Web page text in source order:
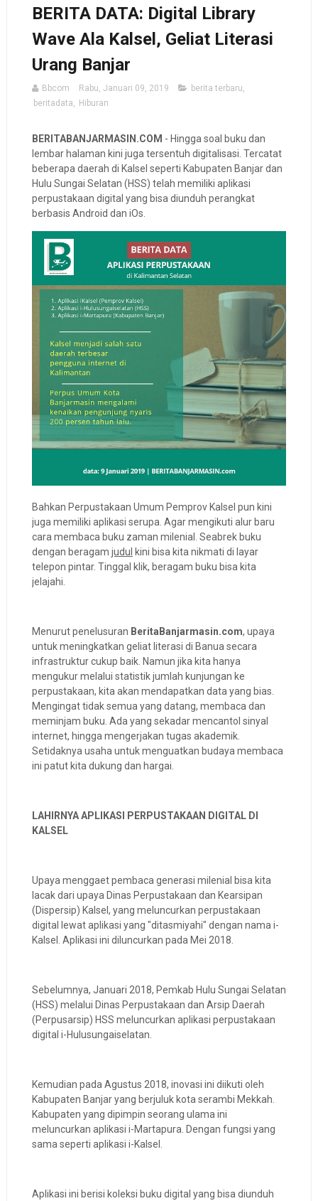
BERITA DATA: Digital Library
Wave Ala Kalsel, Geliat Literasi
Urang Banjar
Bbcom Rabu, Januari 09, 2019 berita terbaru,
beritadata, Hiburan
BERITABANJARMASIN.COM - Hingga soal buku dan
lembar halaman kini juga tersentuh digitalisasi. Tercatat
beberapa daerah di Kalsel seperti Kabupaten Banjar dan
Hulu Sungai Selatan (HSS) telah memiliki aplikasi
perpustakaan digital yang bisa diunduh perangkat
berbasis Android dan iOs.
Bahkan Perpustakaan Umum Pemprov Kalsel pun kini
juga memiliki aplikasi serupa. Agar mengikuti alur baru
cara membaca buku zaman milenial. Seabrek buku
dengan beragam judul kini bisa kita nikmati di layar
telepon pintar. Tinggal klik, beragam buku bisa kita
jelajahi.
Menurut penelusuran BeritaBanjarmasin.com, upaya
untuk meningkatkan geliat literasi di Banua secara
infrastruktur cukup baik. Namun jika kita hanya
mengukur melalui statistik jumlah kunjungan ke
perpustakaan, kita akan mendapatkan data yang bias.
Mengingat tidak semua yang datang, membaca dan
meminjam buku. Ada yang sekadar mencantol sinyal
internet, hingga mengerjakan tugas akademik.
Setidaknya usaha untuk menguatkan budaya membaca
ini patut kita dukung dan hargai.
LAHIRNYA APLIKASI PERPUSTAKAAN DIGITAL DI
KALSEL
Upaya menggaet pembaca generasi milenial bisa kita
lacak dari upaya Dinas Perpustakaan dan Kearsipan
(Dispersip) Kalsel, yang meluncurkan perpustakaan
digital lewat aplikasi yang "ditasmiyahi" dengan nama i-
Kalsel. Aplikasi ini diluncurkan pada Mei 2018.
Sebelumnya, Januari 2018, Pemkab Hulu Sungai Selatan
(HSS) melalui Dinas Perpustakaan dan Arsip Daerah
(Perpusarsip) HSS meluncurkan aplikasi perpustakaan
digital i-Hulusungaiselatan.
Kemudian pada Agustus 2018, inovasi ini diikuti oleh
Kabupaten Banjar yang berjuluk kota serambi Mekkah.
Kabupaten yang dipimpin seorang ulama ini
meluncurkan aplikasi i-Martapura. Dengan fungsi yang
sama seperti aplikasi i-Kalsel.
Aplikasi ini berisi koleksi buku digital yang bisa diunduh